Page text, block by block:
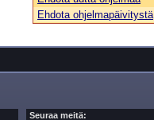
Ehdota ohjelmapäivitystä
Seuraa meitä: